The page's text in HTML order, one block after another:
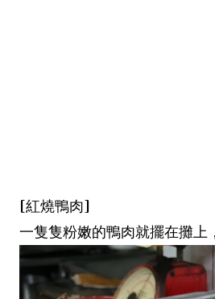
[紅燒鴨肉]
一隻隻粉嫩的鴨肉就擺在攤上